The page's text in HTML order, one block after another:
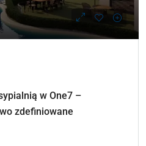
w One7 –
zdefiniowane